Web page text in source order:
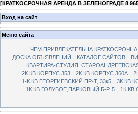
[КРАТКОСРОЧНАЯ АРЕНДА В ЗЕЛЕНОГРАДЕ 8 965
Вход на сайт
Меню сайта
ЧЕМ ПРИВЛЕКАТЕЛЬНА
ДОСКА ОБЪЯВЛЕНИЙ
КАТАЛОГ САЙТОВ
КВАРТИРА-СТУДИЯ,
2К.КВ.КОРПУС 353
2К.КВ.КОРПУС 360А
1-К.КВ.ГЕОРГИЕВСКИЙ ПР-Т, 33к5
1К.КВ.ГОЛУБОЕ,ПАРКОВЫЙ Б-Р. 5